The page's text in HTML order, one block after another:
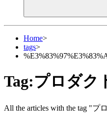
Home>
tags>
Tag:プロダク
All the articles with the tag "プ